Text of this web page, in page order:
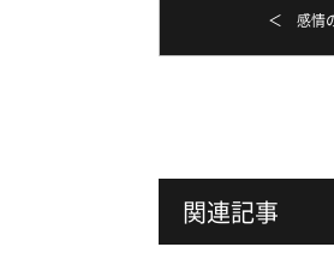
＜ 感情
関連記事